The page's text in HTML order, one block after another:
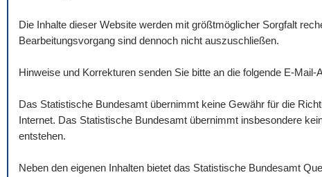
Die Inhalte dieser Website werden mit größtmöglicher Sorgfalt
Bearbeitungsvorgang sind dennoch nicht auszuschließen.
Hinweise und Korrekturen senden Sie bitte an die folgende E-Mail-
Das Statistische Bundesamt übernimmt keine Gewähr für die
Internet. Das Statistische Bundesamt übernimmt insbesondere
entstehen.
Neben den eigenen Inhalten bietet das Statistische Bundesamt